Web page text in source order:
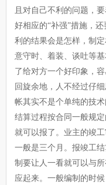
且对自己不利的问题，
好相应的“补强”措施，
利的结果会是怎样，制
意守时、着装、谈吐等
了给对方一个好印象，
回旋余地，人不经过仔
帐其实不是个单纯的技
结算过程按合同一般规
就可以报了。业主的竣
一般是三个月。报竣工
制要让人一看就可以与
应起来。一般编制的时